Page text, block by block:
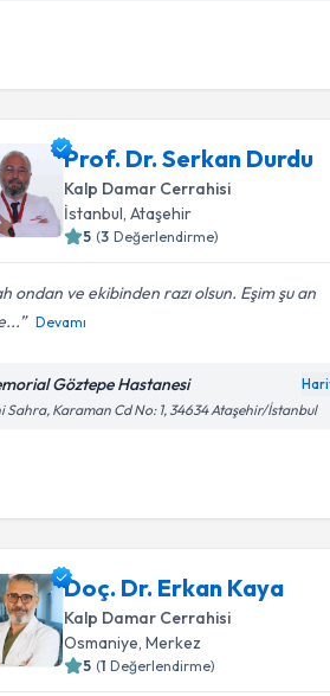
Prof. Dr. Serkan Durdu
Kalp Damar Cerrahisi
İstanbul,Ataşehir
5 (3 Değerlendirme)
ondan ve ekibinden razı olsun. Eşim şu an
Devamı
Göztepe Hastanesi
Sahra, Karaman Cd No: 1, 34634 Ataşehir/İstanbul
Doç. Dr. Erkan Kaya
Kalp Damar Cerrahisi
Osmaniye ,Merkez
5 (1 Değerlendirme)